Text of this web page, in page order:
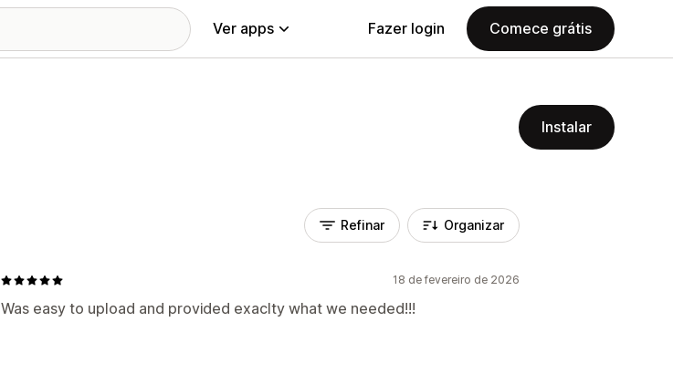
Ver apps Fazer login Comece grátis
Instalar
Refinar Organizar
18 de fevereiro de 2026
Was easy to upload and provided exaclty what we needed!!!